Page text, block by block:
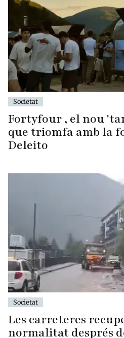
Societat
Fortyfour , el nou
que triomfa amb la
Deleito
Societat
Les carreteres
normalitat després